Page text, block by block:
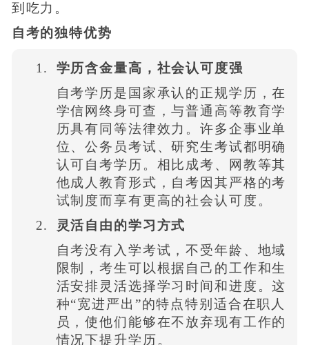
到吃力。
自考的独特优势
学历含金量高，社会认可度强
自考学历是国家承认的正规学历，在
学信网终身可查，与普通高等教育学
历具有同等法律效力。许多企事业单
位、公务员考试、研究生考试都明确
认可自考学历。相比成考、网教等其
他成人教育形式，自考因其严格的考
试制度而享有更高的社会认可度。
灵活自由的学习方式
自考没有入学考试，不受年龄、地域
限制，考生可以根据自己的工作和生
活安排灵活选择学习时间和进度。这
种“宽进严出”的特点特别适合在职人
员，使他们能够在不放弃现有工作的
情况下提升学历。